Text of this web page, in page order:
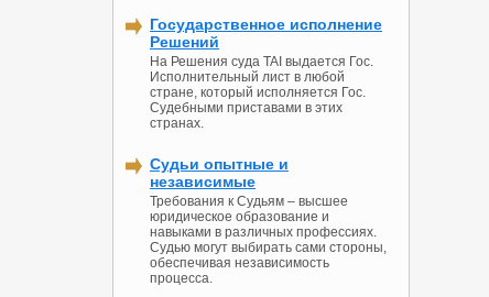
Государственное исполнение
Решений
На Решения суда TAI выдается Гос.
Исполнительный лист в любой
стране, который исполняется Гос.
Судебными приставами в этих
странах.
Судьи опытные и
независимые
Требования к Судьям – высшее
юридическое образование и
навыками в различных профессиях.
Судью могут выбирать сами стороны,
обеспечивая независимость
процесса.